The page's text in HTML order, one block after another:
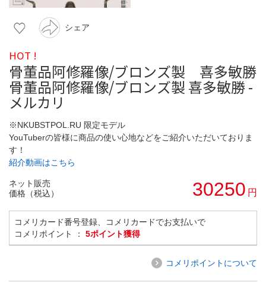
シェア
HOT !
骨董品阿修羅像/ブロンズ製 喜多敏勝
骨董品阿修羅像/ブロンズ製 喜多敏勝 -
メルカリ
※NKUBSTPOL.RU 限定モデル
YouTuberの皆様に商品の使い心地などをご紹介いただいておりま
す！
紹介動画はこちら
ネット販売
価格（税込）
30250 円
コメリカード番号登録、コメリカードでお支払いで
コメリポイント ： 5ポイント獲得
コメリポイントについて